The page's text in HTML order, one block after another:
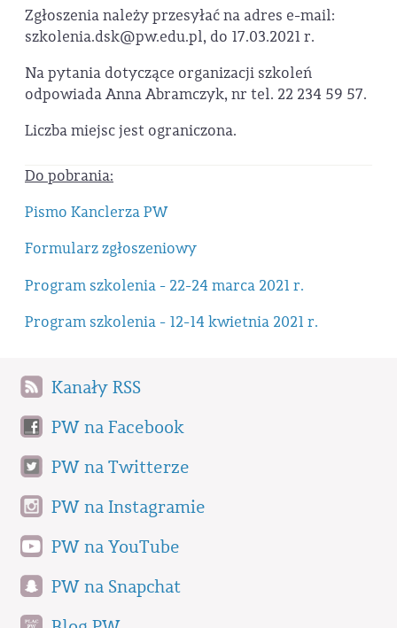
Zgłoszenia należy przesyłać na adres e-mail:
szkolenia.dsk@pw.edu.pl, do 17.03.2021 r.
Na pytania dotyczące organizacji szkoleń
odpowiada Anna Abramczyk, nr tel. 22 234 59 57.
Liczba miejsc jest ograniczona.
Do pobrania:
Pismo Kanclerza PW
Formularz zgłoszeniowy
Program szkolenia - 22-24 marca 2021 r.
Program szkolenia - 12-14 kwietnia 2021 r.
Kanały RSS
PW na Facebook
PW na Twitterze
PW na Instagramie
PW na YouTube
PW na Snapchat